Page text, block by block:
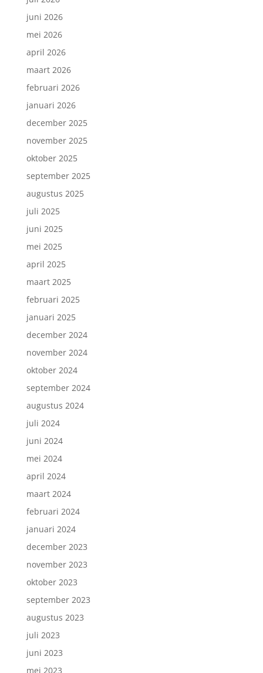
juni 2026
mei 2026
april 2026
maart 2026
februari 2026
januari 2026
december 2025
november 2025
oktober 2025
september 2025
augustus 2025
juli 2025
juni 2025
mei 2025
april 2025
maart 2025
februari 2025
januari 2025
december 2024
november 2024
oktober 2024
september 2024
augustus 2024
juli 2024
juni 2024
mei 2024
april 2024
maart 2024
februari 2024
januari 2024
december 2023
november 2023
oktober 2023
september 2023
augustus 2023
juli 2023
juni 2023
mei 2023